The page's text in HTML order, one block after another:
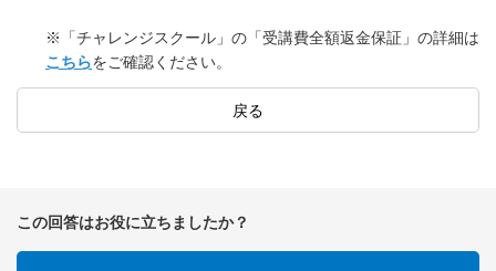
※「チャレンジスクール」の「受講費全額返金保証」の詳細は
こちらをご確認ください。
戻る
この回答はお役に立ちましたか？